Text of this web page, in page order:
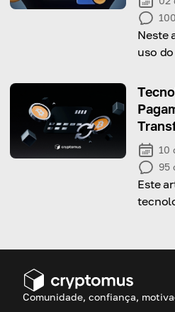
100
Neste
uso
seu
10
95
Este
Comunidade, confiança,